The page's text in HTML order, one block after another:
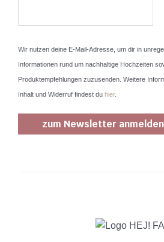
Wir nutzen deine E-Mail-Adresse, um dir in
Informationen rund um nachhaltige Hochzeiten
Produktempfehlungen zuzusenden. Weitere
Inhalt und Widerruf findest du hier.